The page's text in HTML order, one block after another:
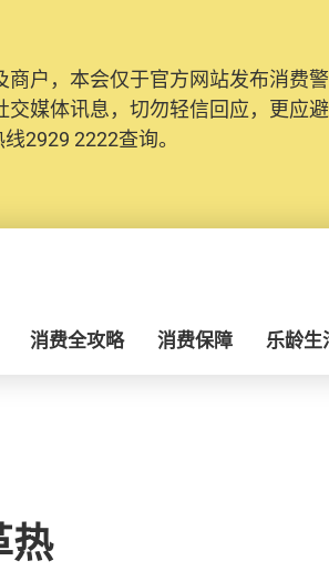
商户，本会仅于官方网站发布消费
交媒体讯息，切勿轻信回应，更应
2929 2222查询。
消费全攻略 消费保障 乐龄生
热